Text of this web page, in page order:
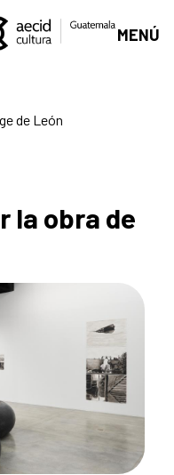
MENÚ
de León
la obra de